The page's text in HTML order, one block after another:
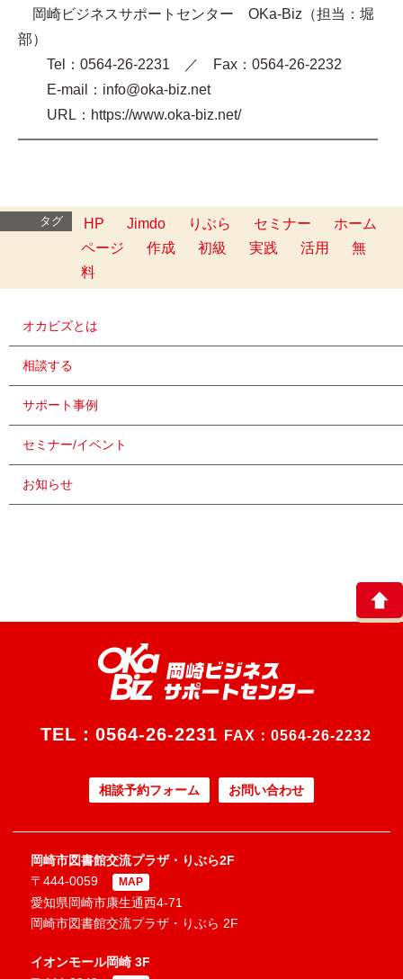
岡崎ビジネスサポートセンター OKa-Biz（担当：堀
部）
Tel：0564-26-2231 ／ Fax：0564-26-2232
E-mail：info@oka-biz.net
URL：https://www.oka-biz.net/
━━━━━━━━━━━━━━━━━━━━━━━━━
タグ HP Jimdo りぶら セミナー
ホーム
ページ
作成 初級 実践 活用
無
料
オカビズとは
相談する
サポート事例
セミナー/イベント
お知らせ
TEL： 0564-26-2231 FAX：0564-26-2232
相談予約フォーム お問い合わせ
岡崎市図書館交流プラザ・りぶら2F
〒444-0059
MAP
愛知県岡崎市康生通西4-71
岡崎市図書館交流プラザ・りぶら 2F
イオンモール岡崎 3F